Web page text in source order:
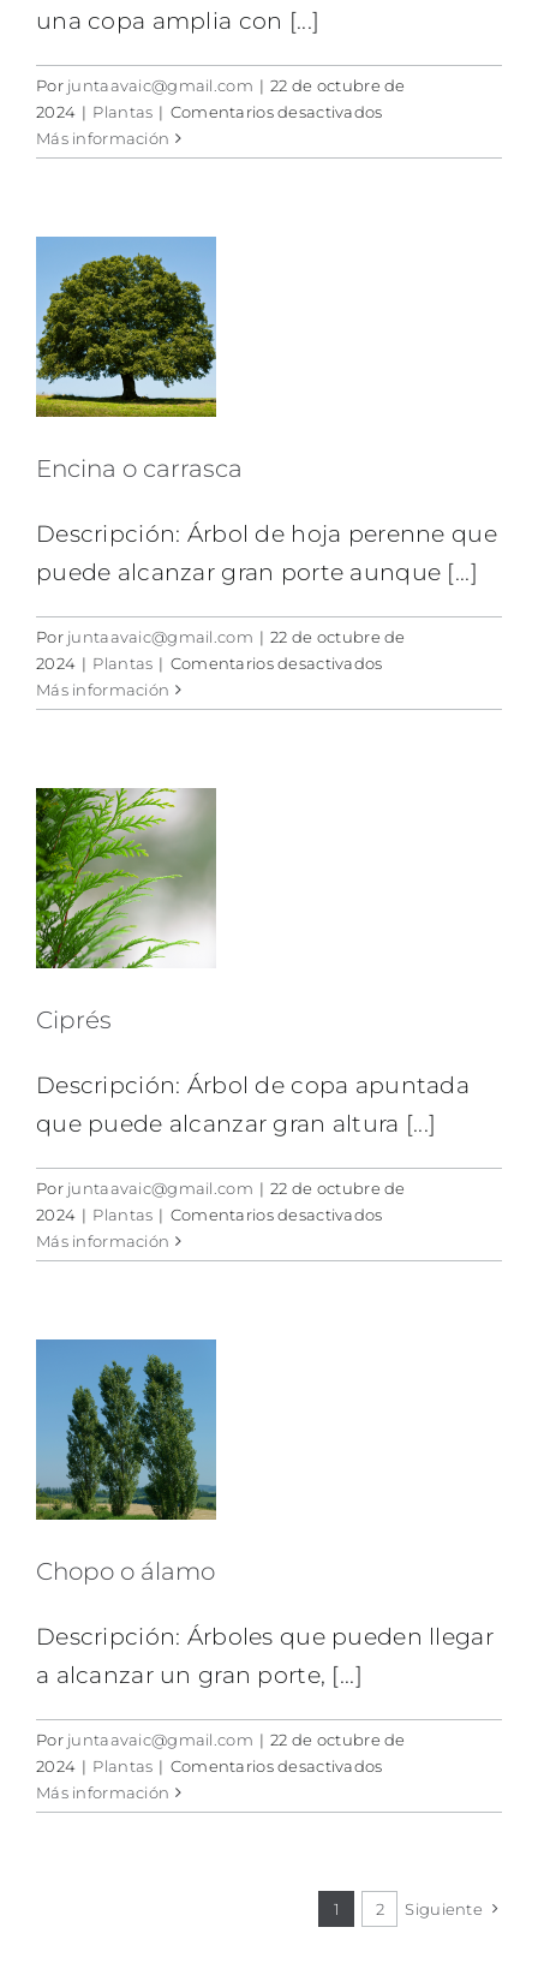
una copa amplia con [...]
Por juntaavaic@gmail.com | 22 de octubre de
2024 | Plantas | Comentarios desactivadosen
de
Más información
Encina o carrasca
Descripción: Árbol de hoja perenne que
puede alcanzar gran porte aunque [...]
Por juntaavaic@gmail.com | 22 de octubre de
2024 | Plantas | Comentarios desactivadosen
o
Más información
Ciprés
Descripción: Árbol de copa apuntada
que puede alcanzar gran altura [...]
Por juntaavaic@gmail.com | 22 de octubre de
2024 | Plantas | Comentarios desactivadosen
Más información
Chopo o álamo
Descripción: Árboles que pueden llegar
a alcanzar un gran porte, [...]
Por juntaavaic@gmail.com | 22 de octubre de
2024 | Plantas | Comentarios desactivadosen
o
Más información
1 2 Siguiente